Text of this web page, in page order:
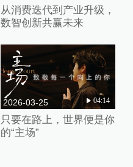
从消费迭代到产业升级，
数智创新共赢未来
2026-03-25 04:14
只要在路上，世界便是你
的“主场”